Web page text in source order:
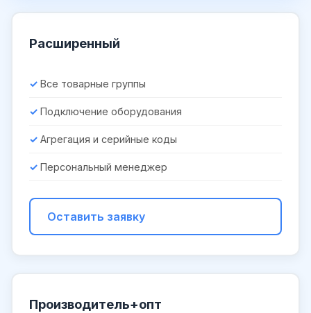
Расширенный
Все товарные группы
Подключение оборудования
Агрегация и серийные коды
Персональный менеджер
Оставить заявку
Производитель+опт